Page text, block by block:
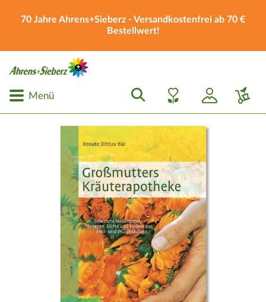
70 Jahre Ahrens+Sieberz - Versandkostenfrei ab 70 €
Bestellwert!
Menü